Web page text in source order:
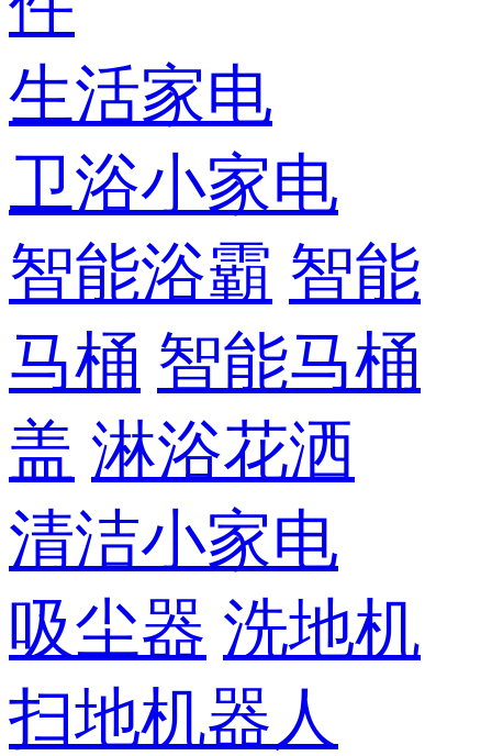
生活家电
卫浴小家电
智能浴霸 智能
马桶 智能马桶
盖 淋浴花洒
清洁小家电
吸尘器 洗地机
扫地机器人